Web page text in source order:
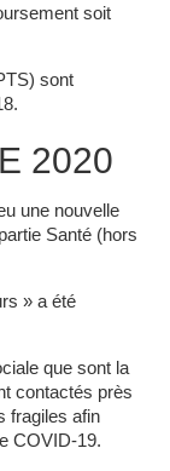
soit
sont
2020
une nouvelle
Santé (hors
» a été
que sont la
contactés près
fragiles afin
COVID-19.